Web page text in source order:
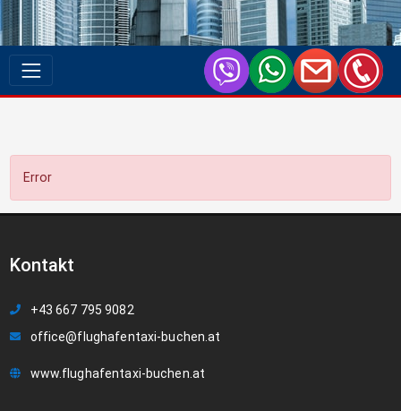
Error
Kontakt
+43 667 795 9082
office@flughafentaxi-buchen.at
www.flughafentaxi-buchen.at